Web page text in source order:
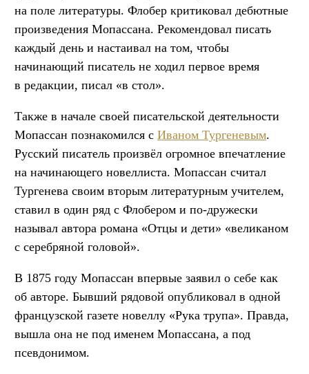
на поле литературы. Флобер критиковал дебютные
произведения Мопассана. Рекомендовал писать
каждый день и настаивал на том, чтобы
начинающий писатель не ходил первое время
в редакции, писал «в стол».
Также в начале своей писательской деятельности
Мопассан познакомился с Иваном Тургеневым.
Русский писатель произвёл огромное впечатление
на начинающего новеллиста. Мопассан считал
Тургенева своим вторым литературным учителем,
ставил в один ряд с Флобером и по-дружески
называл автора романа «Отцы и дети» «великаном
с серебряной головой».
В 1875 году Мопассан впервые заявил о себе как
об авторе. Бывший рядовой опубликовал в одной
французской газете новеллу «Рука трупа». Правда,
вышла она не под именем Мопассана, а под
псевдонимом.